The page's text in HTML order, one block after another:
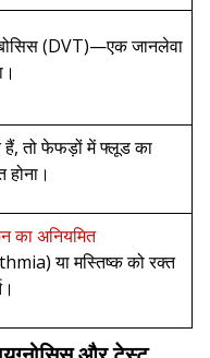
(DVT)—एक जानलेवा
तो फेफड़ों में फ्लूड का
होना।
का अनियमित
या मस्तिष्क को रक्त